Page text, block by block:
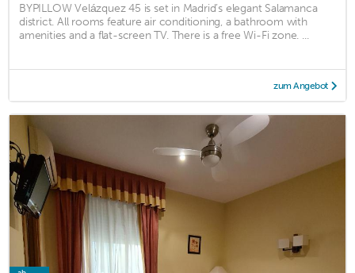
BYPILLOW Velázquez 45 is set in Madrid’s elegant Salamanca
district. All rooms feature air conditioning, a bathroom with
amenities and a flat-screen TV. There is a free Wi-Fi zone. ...
zum Angebot